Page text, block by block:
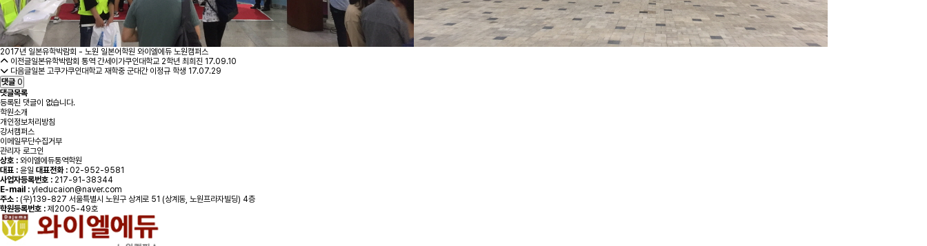
2017년 일본유학박람회 - 노원 일본어학원 와이엘에듀 노원캠퍼스
이전글일본유학박람회 통역 간세이가쿠인대학교 2학년 최희진 17.09.10
다음글일본 고쿠가쿠인대학교 재학중 군대간 이정규 학생 17.07.29
댓글 0
댓글목록
등록된 댓글이 없습니다.
학원소개
개인정보처리방침
강서캠퍼스
이메일무단수집거부
관리자 로그인
상호 : 와이엘에듀통역학원
대표 : 윤일 대표전화 : 02-952-9581
사업자등록번호 : 217-91-38344
E-mail : yleducaion@naver.com
주소 : (우)139-827 서울특별시 노원구 상계로 51 (상계동, 노원프라자빌딩) 4층
학원등록번호 : 제2005-49호